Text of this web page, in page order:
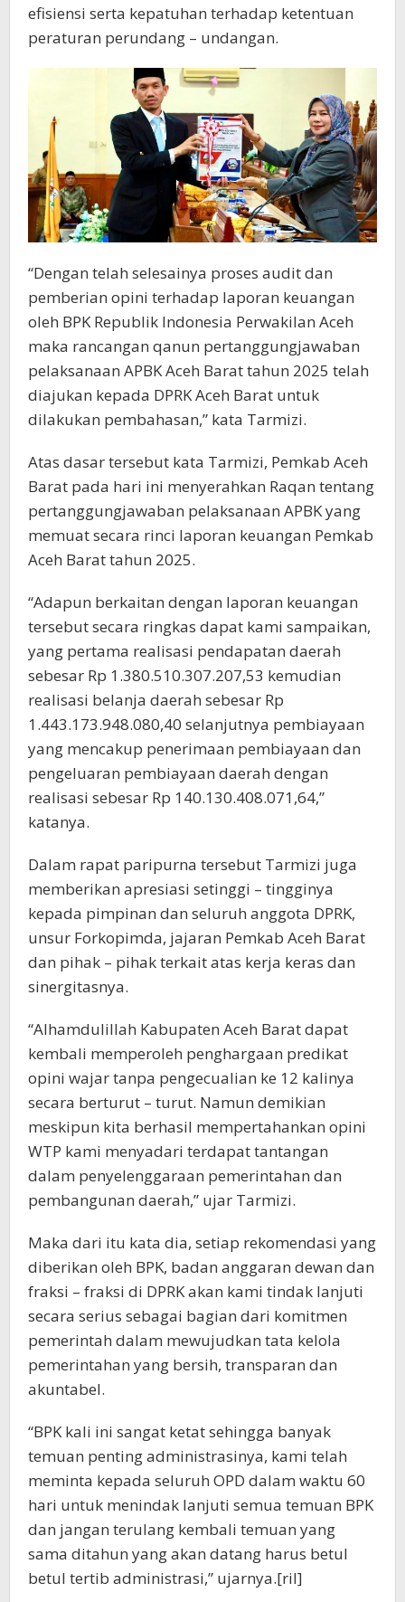
efisiensi serta kepatuhan terhadap ketentuan
peraturan perundang – undangan.
“Dengan telah selesainya proses audit dan
pemberian opini terhadap laporan keuangan
oleh BPK Republik Indonesia Perwakilan Aceh
maka rancangan qanun pertanggungjawaban
pelaksanaan APBK Aceh Barat tahun 2025 telah
diajukan kepada DPRK Aceh Barat untuk
dilakukan pembahasan,” kata Tarmizi.
Atas dasar tersebut kata Tarmizi, Pemkab Aceh
Barat pada hari ini menyerahkan Raqan tentang
pertanggungjawaban pelaksanaan APBK yang
memuat secara rinci laporan keuangan Pemkab
Aceh Barat tahun 2025.
“Adapun berkaitan dengan laporan keuangan
tersebut secara ringkas dapat kami sampaikan,
yang pertama realisasi pendapatan daerah
sebesar Rp 1.380.510.307.207,53 kemudian
realisasi belanja daerah sebesar Rp
1.443.173.948.080,40 selanjutnya pembiayaan
yang mencakup penerimaan pembiayaan dan
pengeluaran pembiayaan daerah dengan
realisasi sebesar Rp 140.130.408.071,64,”
katanya.
Dalam rapat paripurna tersebut Tarmizi juga
memberikan apresiasi setinggi – tingginya
kepada pimpinan dan seluruh anggota DPRK,
unsur Forkopimda, jajaran Pemkab Aceh Barat
dan pihak – pihak terkait atas kerja keras dan
sinergitasnya.
“Alhamdulillah Kabupaten Aceh Barat dapat
kembali memperoleh penghargaan predikat
opini wajar tanpa pengecualian ke 12 kalinya
secara berturut – turut. Namun demikian
meskipun kita berhasil mempertahankan opini
WTP kami menyadari terdapat tantangan
dalam penyelenggaraan pemerintahan dan
pembangunan daerah,” ujar Tarmizi.
Maka dari itu kata dia, setiap rekomendasi yang
diberikan oleh BPK, badan anggaran dewan dan
fraksi – fraksi di DPRK akan kami tindak lanjuti
secara serius sebagai bagian dari komitmen
pemerintah dalam mewujudkan tata kelola
pemerintahan yang bersih, transparan dan
akuntabel.
“BPK kali ini sangat ketat sehingga banyak
temuan penting administrasinya, kami telah
meminta kepada seluruh OPD dalam waktu 60
hari untuk menindak lanjuti semua temuan BPK
dan jangan terulang kembali temuan yang
sama ditahun yang akan datang harus betul
betul tertib administrasi,” ujarnya.[ril]